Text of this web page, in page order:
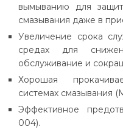
вымыванию для
смазывания даже в
Увеличение срока
средах для
обслуживание и
Хорошая
системах смазывания
Эффективное
004).